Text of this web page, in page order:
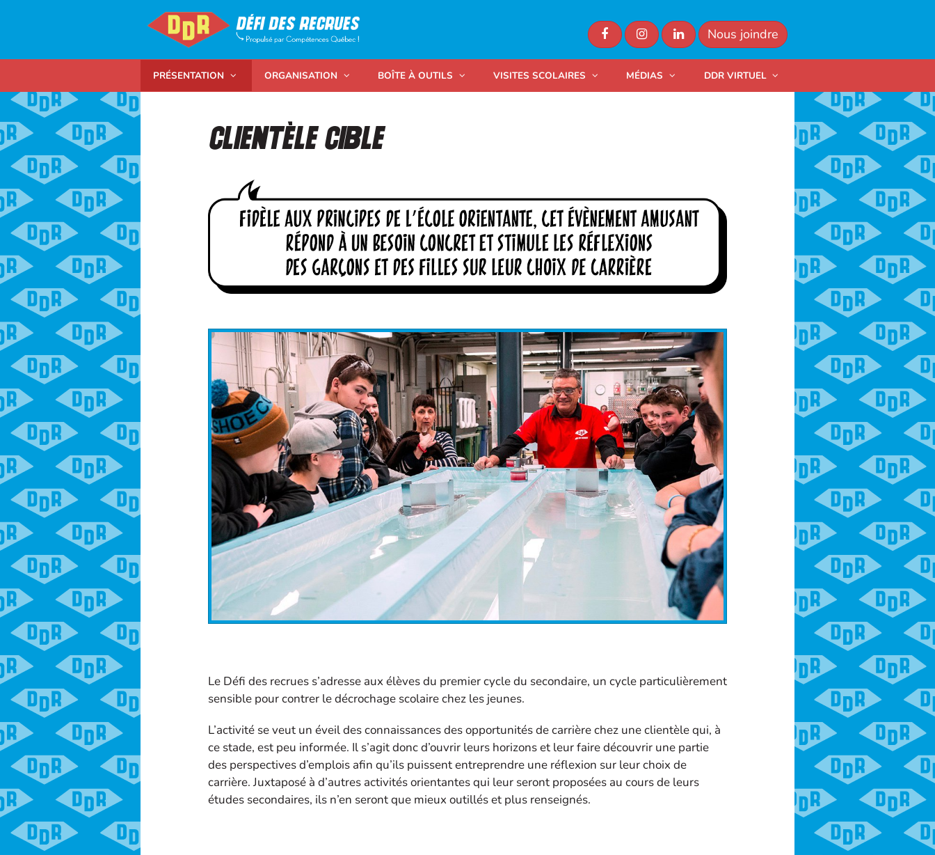
Nous joindre
PRÉSENTATION ORGANISATION BOÎTE À OUTILS VISITES SCOLAIRES MÉDIAS DDR VIRTUEL
Clientèle cible
Le Défi des recrues s’adresse aux élèves du premier cycle du secondaire, un cycle particulièrement
sensible pour contrer le décrochage scolaire chez les jeunes.
L’activité se veut un éveil des connaissances des opportunités de carrière chez une clientèle qui, à
ce stade, est peu informée. Il s’agit donc d’ouvrir leurs horizons et leur faire découvrir une partie
des perspectives d’emplois afin qu’ils puissent entreprendre une réflexion sur leur choix de
carrière. Juxtaposé à d’autres activités orientantes qui leur seront proposées au cours de leurs
études secondaires, ils n’en seront que mieux outillés et plus renseignés.